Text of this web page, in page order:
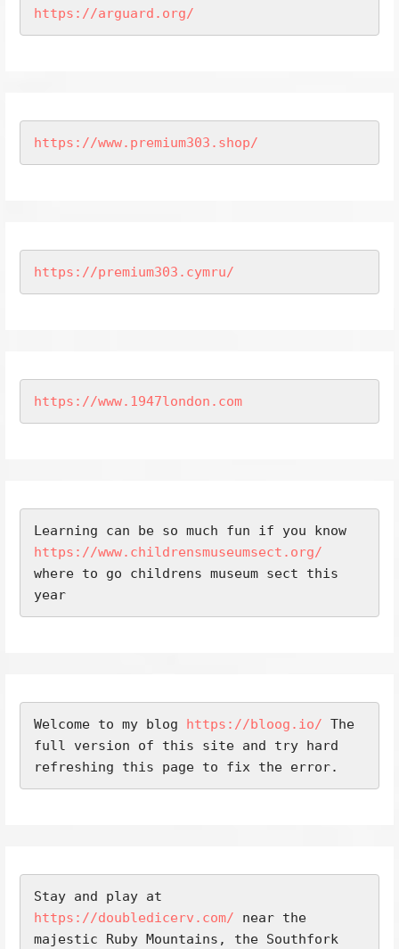
https://arguard.org/
https://www.premium303.shop/
https://premium303.cymru/
https://www.1947london.com
https://www.childrensmuseumsect.org/
where to go childrens museum sect this
year
Welcome to my blog https://bloog.io/ The
full version of this site and try hard
refreshing this page to fix the error.
https://doubledicerv.com/ near the
majestic Ruby Mountains, the Southfork